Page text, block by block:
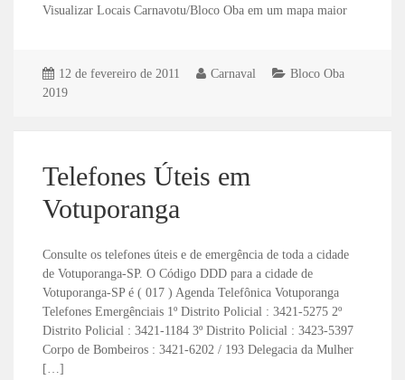
Visualizar Locais Carnavotu/Bloco Oba em um mapa maior
12 de fevereiro de 2011 Carnaval
Bloco Oba
2019
Telefones Úteis em
Votuporanga
Consulte os telefones úteis e de emergência de toda a cidade
de Votuporanga-SP. O Código DDD para a cidade de
Votuporanga-SP é ( 017 ) Agenda Telefônica Votuporanga
Telefones Emergênciais 1º Distrito Policial : 3421-5275 2º
Distrito Policial : 3421-1184 3º Distrito Policial : 3423-5397
Corpo de Bombeiros : 3421-6202 / 193 Delegacia da Mulher
[…]